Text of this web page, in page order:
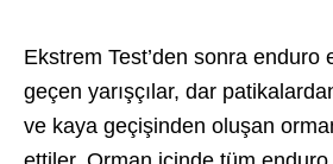
Ekstrem Test’den sonra enduro
geçen yarışçılar, dar
ve kaya geçişinden oluşan